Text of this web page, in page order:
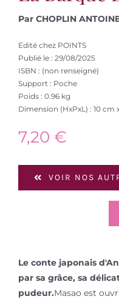
Par CHOPLIN
Edité chez POINTS
Publié le : 29/08/2025
ISBN : (non renseigné)
Support : Poche
Poids : 0.96 kg
Dimension (HxPxL) : 10 cm
7,20 €
VOIR NOS
Le conte japonais
par sa grâce, sa
pudeur.Masao est